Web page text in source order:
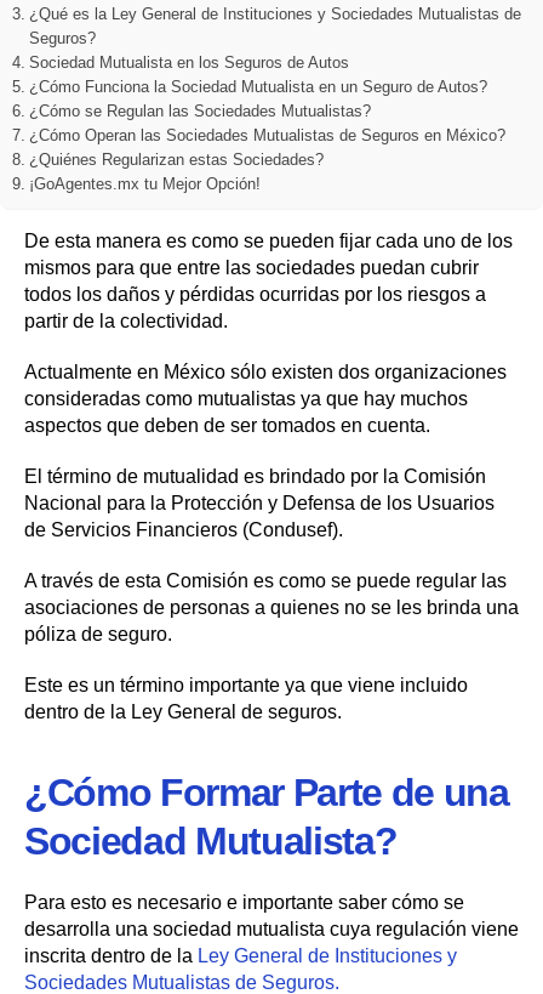
¿Qué es la Ley General de Instituciones y Sociedades Mutualistas de
Seguros?
Sociedad Mutualista en los Seguros de Autos
¿Cómo Funciona la Sociedad Mutualista en un Seguro de Autos?
¿Cómo se Regulan las Sociedades Mutualistas?
¿Cómo Operan las Sociedades Mutualistas de Seguros en México?
¿Quiénes Regularizan estas Sociedades?
¡GoAgentes.mx tu Mejor Opción!
De esta manera es como se pueden fijar cada uno de los
mismos para que entre las sociedades puedan cubrir
todos los daños y pérdidas ocurridas por los riesgos a
partir de la colectividad.
Actualmente en México sólo existen dos organizaciones
consideradas como mutualistas ya que hay muchos
aspectos que deben de ser tomados en cuenta.
El término de mutualidad es brindado por la Comisión
Nacional para la Protección y Defensa de los Usuarios
de Servicios Financieros (Condusef).
A través de esta Comisión es como se puede regular las
asociaciones de personas a quienes no se les brinda una
póliza de seguro.
Este es un término importante ya que viene incluido
dentro de la Ley General de seguros.
¿Cómo Formar Parte de una
Sociedad Mutualista?
Para esto es necesario e importante saber cómo se
desarrolla una sociedad mutualista cuya regulación viene
inscrita dentro de la Ley General de Instituciones y
Sociedades Mutualistas de Seguros.